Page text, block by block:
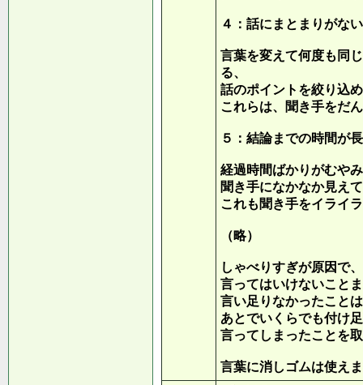
４：話にまとまりがな
言葉を変えて何度も同
る、
話のポイントを絞り込
これらは、聞き手をだ
５：結論までの時間が
経過時間ばかりがむや
聞き手になかなか見え
これも聞き手をイライ
（略）
しゃべりすぎが原因で
言ってはいけないこと
言い足りなかったこと
あとでいくらでも付け
言ってしまったことを
言葉に消しゴムは使え